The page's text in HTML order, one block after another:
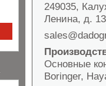
249035,
Ленина, д.
Основные
Boringer,